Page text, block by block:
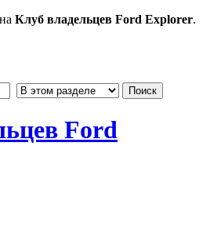
Клуб владельцев Ford Explorer.
Ford